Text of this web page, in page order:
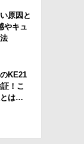
原因と
やキュ
KE21
！こ
とは…